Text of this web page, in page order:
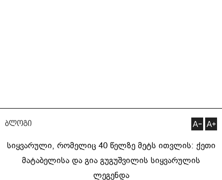
ბლოგი
სიყვარული, რომელიც 40 წელზე მეტს ითვლის: ქეთი
მატაბელისა და გია გუგუშვილის სიყვარულის
ლეგენდა